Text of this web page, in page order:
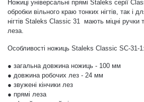
Дезінфекція та стерилізація
Декор для нігтів
Трикутники (каміфубукі)
Наклейки гнучкі лінії
Наліпки гнучкі лінії
Навчання
Ножиці універсальні прямі Staleks серії
обробки вільного краю тонких нігтів, так і
нігтів Staleks Classic 31 мають міцні ручки
леза.
Особливості ножиць Staleks Classic SC-31-1:
● загальна довжина ножиць - 100 мм
● довжина робочих лез - 24 мм
● звужені кінчики лез
● прямі леза